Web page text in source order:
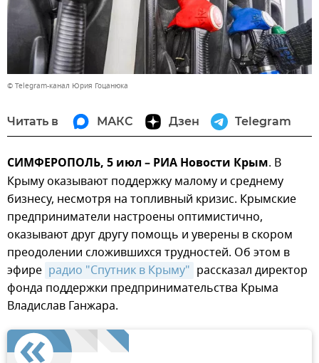
© Telegram-канал Юрия Гоцанюка
Читать в МАКС Дзен Telegram
СИМФЕРОПОЛЬ, 5 июл – РИА Новости Крым. В
Крыму оказывают поддержку малому и среднему
бизнесу, несмотря на топливный кризис. Крымские
предприниматели настроены оптимистично,
оказывают друг другу помощь и уверены в скором
преодолении сложившихся трудностей. Об этом в
эфире радио "Спутник в Крыму" рассказал директор
фонда поддержки предпринимательства Крыма
Владислав Ганжара.